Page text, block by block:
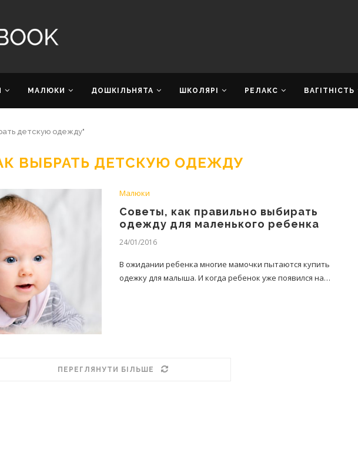
МАЛЮКИ ДОШКІЛЬНЯТА ШКОЛЯРІ РЕЛАКС ВАГІТНІСТЬ
детскую одежду"
ВЫБРАТЬ ДЕТСКУЮ ОДЕЖДУ
Малюки
Советы, как правильно выбирать
одежду для маленького ребенка
24/01/2016
В ожидании ребенка многие мамочки пытаются купить
одежку для малыша. И когда ребенок уже появился на…
ПЕРЕГЛЯНУТИ БІЛЬШЕ